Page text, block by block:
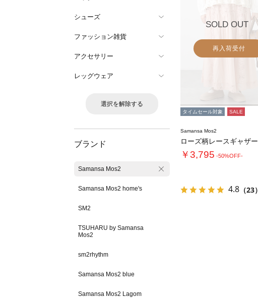
シューズ
ファッション雑貨
アクセサリー
レッグウェア
選択を解除する
ブランド
Samansa Mos2
Samansa Mos2 home's
SM2
TSUHARU by Samansa
Mos2
sm2rhythm
Samansa Mos2 blue
Samansa Mos2 Lagom
SOLD OUT
再入荷受付
タイムセール対象 SALE
Samansa Mos2
￥3,795 -50%OFF-
4.8 （23）